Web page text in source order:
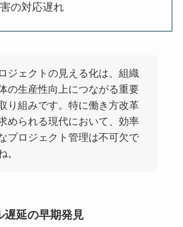
の対応遅れ
ジェクトの見える化は、組織
の生産性向上につながる重要
り組みです。特に働き方改革
められる現代において、効率
プロジェクト管理は不可欠で
。
遅延の早期発見